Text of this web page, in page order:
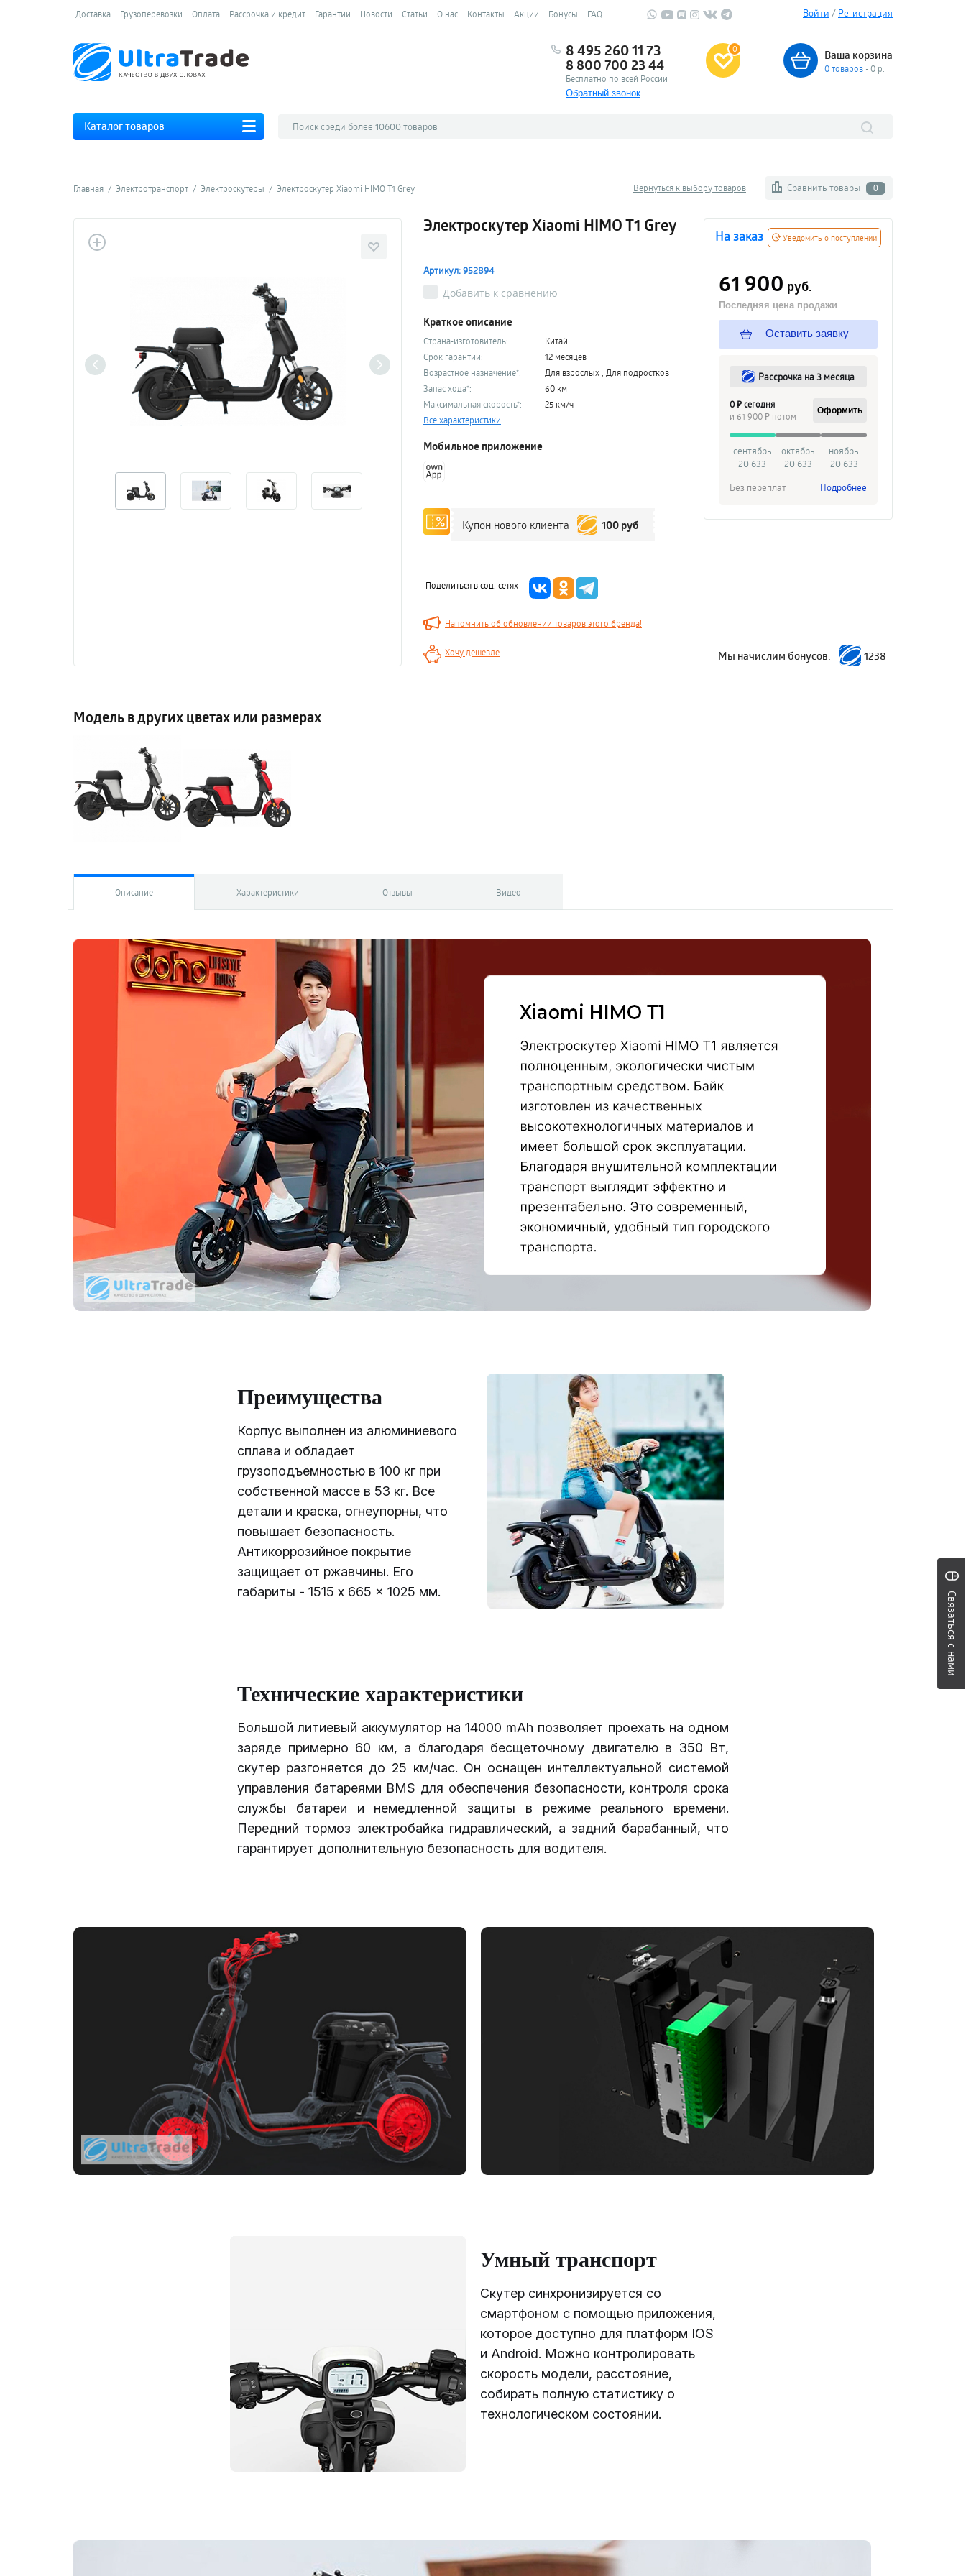
Связаться с нами
Доставка Грузоперевозки Оплата Рассрочка и кредит Гарантии Новости Статьи О нас Контакты Акции Бонусы FAQ Войти / Регистрация
8 495 260 11 73
8 800 700 23 44
Бесплатно по всей России
Обратный звонок
0 Ваша корзина
0товаров - 0 р.
Каталог товаров
Вернуться к выбору товаров Сравнить товары 0
Главная Электротранспорт Электроскутеры Электроскутер Xiaomi HIMO T1 Grey
Электроскутер Xiaomi HIMO T1 Grey
Артикул: 952894
Добавить к сравнению
Краткое описание
Страна-изготовитель:
Китай
Срок гарантии:
12 месяцев
Возрастное назначение*:
Для взрослых , Для подростков
Запас хода*:
60 км
Максимальная скорость*:
25 км/ч
Все характеристики
Мобильное приложение
Купон нового клиента 100 руб
Поделиться в соц. сетях
Напомнить об обновлении товаров этого бренда!
Хочу дешевле
Уведомить о поступлении
На заказ
61 900 руб.
Последняя цена продажи
Оставить заявку
Рассрочка на 3 месяца
0 ₽ сегодня
и 61 900 ₽ потом
Оформить
сентябрь
20 633
октябрь
20 633
ноябрь
20 633
Без переплат
Подробнее
Мы начислим бонусов: 1238
Модель в других цветах или размерах
Описание Характеристики Отзывы Видео
Преимущества
Корпус выполнен из алюминиевого
сплава и обладает
грузоподъемностью в 100 кг при
собственной массе в 53 кг. Все
детали и краска, огнеупорны, что
повышает безопасность.
Антикоррозийное покрытие
защищает от ржавчины. Его
габариты - 1515 x 665 x 1025 мм.
Технические характеристики
Большой литиевый аккумулятор на 14000 mAh позволяет проехать на одном
заряде примерно 60 км, а благодаря бесщеточному двигателю в 350 Вт,
скутер разгоняется до 25 км/час. Он оснащен интеллектуальной системой
управления батареями BMS для обеспечения безопасности, контроля срока
службы батареи и немедленной защиты в режиме реального времени.
Передний тормоз электробайка гидравлический, а задний барабанный, что
гарантирует дополнительную безопасность для водителя.
Умный транспорт
Скутер синхронизируется со
смартфоном с помощью приложения,
которое доступно для платформ IOS
и Android. Можно контролировать
скорость модели, расстояние,
собирать полную статистику о
технологическом состоянии.